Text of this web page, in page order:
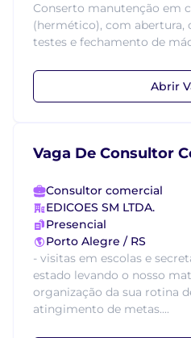
Conserto manutenção em
(hermético), com abertura,
testes e fechamento de
Abrir
Vaga De Consultor
Consultor comercial
EDICOES SM LTDA.
Presencial
Porto Alegre / RS
- visitas em escolas e
estado levando o nosso
organização da sua rotina
atingimento de metas....